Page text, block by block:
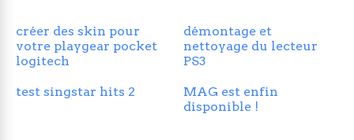
créer des skin pour
votre playgear pocket
logitech
démontage et
nettoyage du lecteur
PS3
test singstar hits 2
MAG est enfin
disponible !